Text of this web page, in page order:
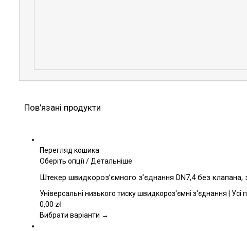
Пов’язані продукти
Перегляд кошика
Оберіть опції Цей
має
кілька
Параметри
/Детальніше
Штекер швидкороз’ємного з’єднання DN7,4 без
Універсальні низького тиску швидкороз'ємні з'єднання | Усі
0,00 zł
Вибрати варіанти →